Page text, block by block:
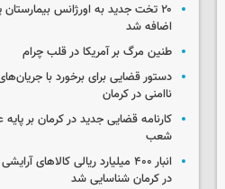
۲۰ تخت جدید به اورژانس بیمارستان
اضافه شد
طنین مرگ بر آمریکا در قلب چرام
دستور قضایی برای برخورد با جریان‌های
ناامنی در کرمان
کارنامه قضایی جدید در کرمان بر
شعب
انبار ۴۰۰ میلیارد ریالی کالاهای
در کرمان شناسایی شد